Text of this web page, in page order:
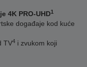
4K PRO-UHD1
događaje kod kuće
TV4 i zvukom koji